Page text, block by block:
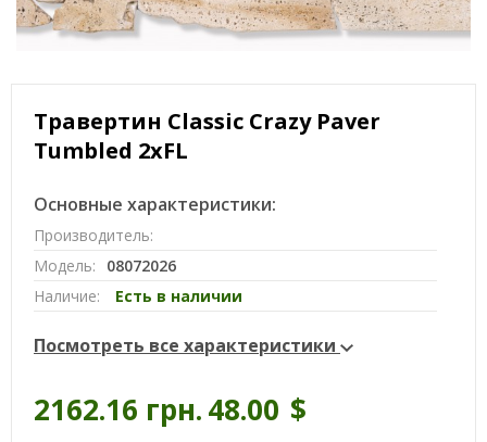
Травертин Classic Crazy Paver
Tumbled 2xFL
Основные характеристики:
Производитель:
Модель:
08072026
Наличие:
Есть в наличии
Посмотреть все характеристики
2162.16 грн.48.00 $